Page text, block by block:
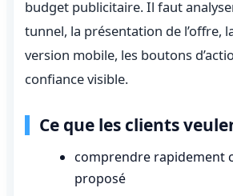
budget publicitaire. Il faut
tunnel, la présentation de l’offre,
version mobile, les boutons
confiance visible.
Ce que les clients
comprendre rapidement
proposé